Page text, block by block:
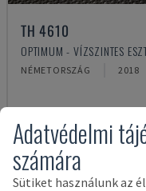
TH 4610
OPTIMUM - VÍZSZINTES
NÉMETORSZÁG 2018
Adatvédelmi
számára
Sütiket használunk az